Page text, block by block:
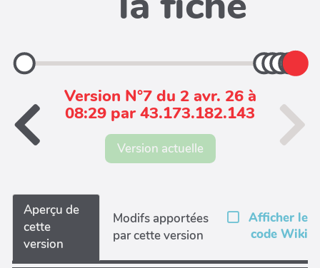
Version N°7 du 2 avr. 26 à
08:29 par 43.173.182.143
Version actuelle
Aperçu de
cette
version
Modifs apportées
par cette version
Afficher le
code Wiki